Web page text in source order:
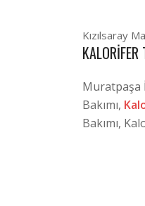
Kızılsaray
Muratpaşa
Bakımı,
Bakımı,